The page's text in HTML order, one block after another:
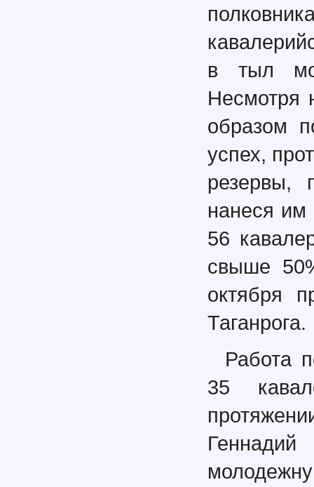
в тыл
Несмотря
образом
успех,
резервы,
нанеся им
56
свыше
октября
Таганрога.
Работа
35